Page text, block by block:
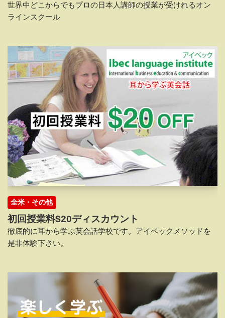
世界中どこからでもプロの日本人講師の授業が受けれるオン
ラインスクール
全米・その他
初回授業料$20ディスカウント
徹底的に耳から学ぶ英会話学校です。アイベックメソッドを
是非体験下さい。